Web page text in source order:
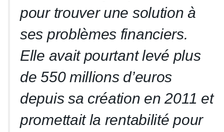
pour trouver une solution à
ses problèmes financiers.
Elle avait pourtant levé plus
de 550 millions d’euros
depuis sa création en 2011 et
promettait la rentabilité pour